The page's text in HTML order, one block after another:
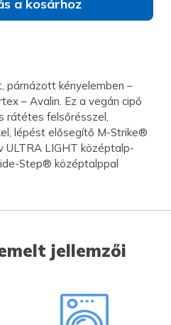
a kosárhoz
kényelemben –
– Avalin. Ez a vegán cipő
rátétes felsőrésszel,
lépést elősegítő M-Strike®
ULTRA LIGHT középtalp-
Step® középtalppal
jellemzői